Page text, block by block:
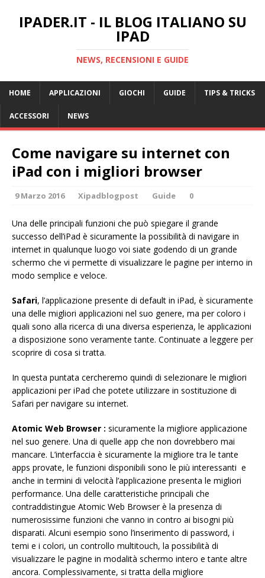
IPADER.IT - IL BLOG ITALIANO SU
IPAD
NEWS, RECENSIONI E GUIDE
HOME APPLICAZIONI GIOCHI GUIDE TIPS & TRICKS
ACCESSORI NEWS
Come navigare su internet con
iPad con i migliori browser
9 Marzo 2016 Xipadblogpost Guide 0
Una delle principali funzioni che può spiegare il grande
successo dell’iPad è sicuramente la possibilità di navigare in
internet in qualunque luogo voi siate godendo di un grande
schermo che vi permette di visualizzare le pagine per interno in
modo semplice e veloce.
Safari, l’applicazione presente di default in iPad, è sicuramente
una delle migliori applicazioni nel suo genere, ma per coloro i
quali sono alla ricerca di una diversa esperienza, le applicazioni
a disposizione sono veramente tante. Continuate a leggere per
scoprire di cosa si tratta.
In questa puntata cercheremo quindi di selezionare le migliori
applicazioni per iPad che potete utilizzare in sostituzione di
Safari per navigare su internet.
Atomic Web Browser : sicuramente la migliore applicazione
nel suo genere. Una di quelle app che non dovrebbero mai
mancare. L’interfaccia è sicuramente la migliore tra le tante
apps provate, le funzioni disponibili sono le più interessanti e
anche in termini di velocità l’applicazione presenta le migliori
performance. Una delle caratteristiche principali che
contraddistingue Atomic Web Browser è la presenza di
numerosissime funzioni che vanno in contro ai bisogni più
disparati. Alcuni esempio sono l’inserimento di password, i
temi e i colori, un controllo multitouch, la possibilità di
visualizzare le pagine in modalità schermo intero e tante altre
ancora. Complessivamente, si tratta della migliore